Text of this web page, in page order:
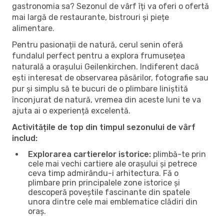
gastronomia sa? Sezonul de vârf îți va oferi o ofertă
mai largă de restaurante, bistrouri și piețe
alimentare.
Pentru pasionații de natură, cerul senin oferă
fundalul perfect pentru a explora frumusețea
naturală a orașului Geilenkirchen. Indiferent dacă
ești interesat de observarea păsărilor, fotografie sau
pur și simplu să te bucuri de o plimbare liniștită
înconjurat de natură, vremea din aceste luni te va
ajuta ai o experiență excelentă.
Activitățile de top din timpul sezonului de vârf
includ:
Explorarea cartierelor istorice: plimbă-te prin
cele mai vechi cartiere ale orașului și petrece
ceva timp admirându-i arhitectura. Fă o
plimbare prin principalele zone istorice și
descoperă poveștile fascinante din spatele
unora dintre cele mai emblematice clădiri din
oraș.